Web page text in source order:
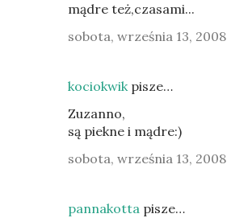
mądre też,czasami...
sobota, września 13, 2008
kociokwikpisze…
Zuzanno,
są piekne i mądre:)
sobota, września 13, 2008
pannakotta pisze…